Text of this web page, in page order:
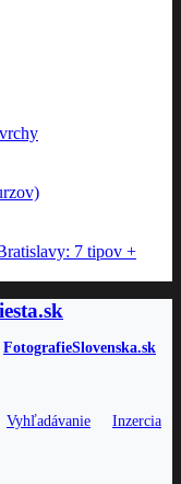
7 tipov +
FotografieSlovenska.sk
Vyhľadávanie Inzercia